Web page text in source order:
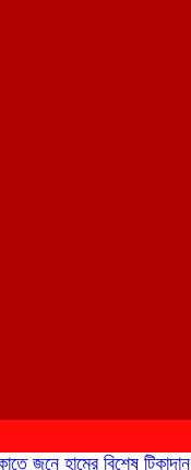
হামের বিশেষ টিকাদান;